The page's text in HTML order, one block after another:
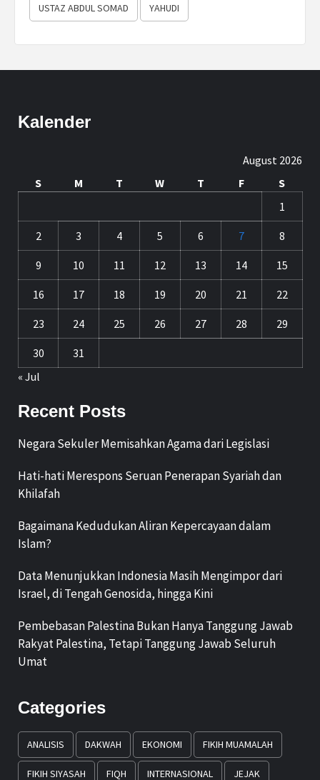
USTAZ ABDUL SOMAD YAHUDI
Kalender
August 2026
S
M T W T F
S
1
2 3 4 5 6 7 8
9 10 11 12 13 14 15
16 17 18 19 20 21 22
23 24 25 26 27 28 29
30
31
« Jul
Recent Posts
Negara Sekuler Memisahkan Agama dari Legislasi
Hati-hati Merespons Seruan Penerapan Syariah dan
Khilafah
Bagaimana Kedudukan Aliran Kepercayaan dalam
Islam?
Data Menunjukkan Indonesia Masih Mengimpor dari
Israel, di Tengah Genosida, hingga Kini
Pembebasan Palestina Bukan Hanya Tanggung Jawab
Rakyat Palestina, Tetapi Tanggung Jawab Seluruh
Umat
Categories
ANALISIS DAKWAH EKONOMI FIKIH MUAMALAH
FIKIH SIYASAH FIQH INTERNASIONAL JEJAK